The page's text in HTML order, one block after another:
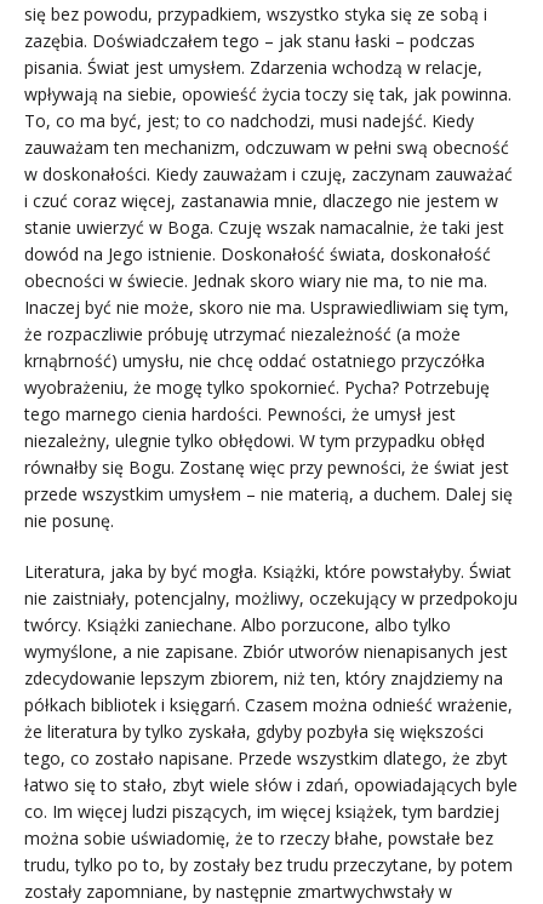
się bez powodu, przypadkiem, wszystko styka się ze sobą i
zazębia. Doświadczałem tego – jak stanu łaski – podczas
pisania. Świat jest umysłem. Zdarzenia wchodzą w relacje,
wpływają na siebie, opowieść życia toczy się tak, jak powinna.
To, co ma być, jest; to co nadchodzi, musi nadejść. Kiedy
zauważam ten mechanizm, odczuwam w pełni swą obecność
w doskonałości. Kiedy zauważam i czuję, zaczynam zauważać
i czuć coraz więcej, zastanawia mnie, dlaczego nie jestem w
stanie uwierzyć w Boga. Czuję wszak namacalnie, że taki jest
dowód na Jego istnienie. Doskonałość świata, doskonałość
obecności w świecie. Jednak skoro wiary nie ma, to nie ma.
Inaczej być nie może, skoro nie ma. Usprawiedliwiam się tym,
że rozpaczliwie próbuję utrzymać niezależność (a może
krnąbrność) umysłu, nie chcę oddać ostatniego przyczółka
wyobrażeniu, że mogę tylko spokornieć. Pycha? Potrzebuję
tego marnego cienia hardości. Pewności, że umysł jest
niezależny, ulegnie tylko obłędowi. W tym przypadku obłęd
równałby się Bogu. Zostanę więc przy pewności, że świat jest
przede wszystkim umysłem – nie materią, a duchem. Dalej się
nie posunę.
Literatura, jaka by być mogła. Książki, które powstałyby. Świat
nie zaistniały, potencjalny, możliwy, oczekujący w przedpokoju
twórcy. Książki zaniechane. Albo porzucone, albo tylko
wymyślone, a nie zapisane. Zbiór utworów nienapisanych jest
zdecydowanie lepszym zbiorem, niż ten, który znajdziemy na
półkach bibliotek i księgarń. Czasem można odnieść wrażenie,
że literatura by tylko zyskała, gdyby pozbyła się większości
tego, co zostało napisane. Przede wszystkim dlatego, że zbyt
łatwo się to stało, zbyt wiele słów i zdań, opowiadających byle
co. Im więcej ludzi piszących, im więcej książek, tym bardziej
można sobie uświadomię, że to rzeczy błahe, powstałe bez
trudu, tylko po to, by zostały bez trudu przeczytane, by potem
zostały zapomniane, by następnie zmartwychwstały w